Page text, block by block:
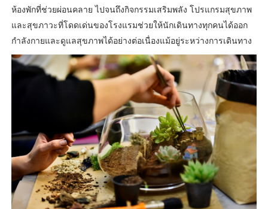
ห้องพักที่ช่วยผ่อนคลาย ไปจนถึงกิจกรรมเสริมพลัง โปรแกรมสุขภาพ
และสุขภาวะที่โดดเด่นของโรงแรมช่วยให้นักเดินทางทุกคนได้ออก
กำลังกายและดูแลสุขภาพได้อย่างต่อเนื่องแม้อยู่ระหว่างการเดินทาง